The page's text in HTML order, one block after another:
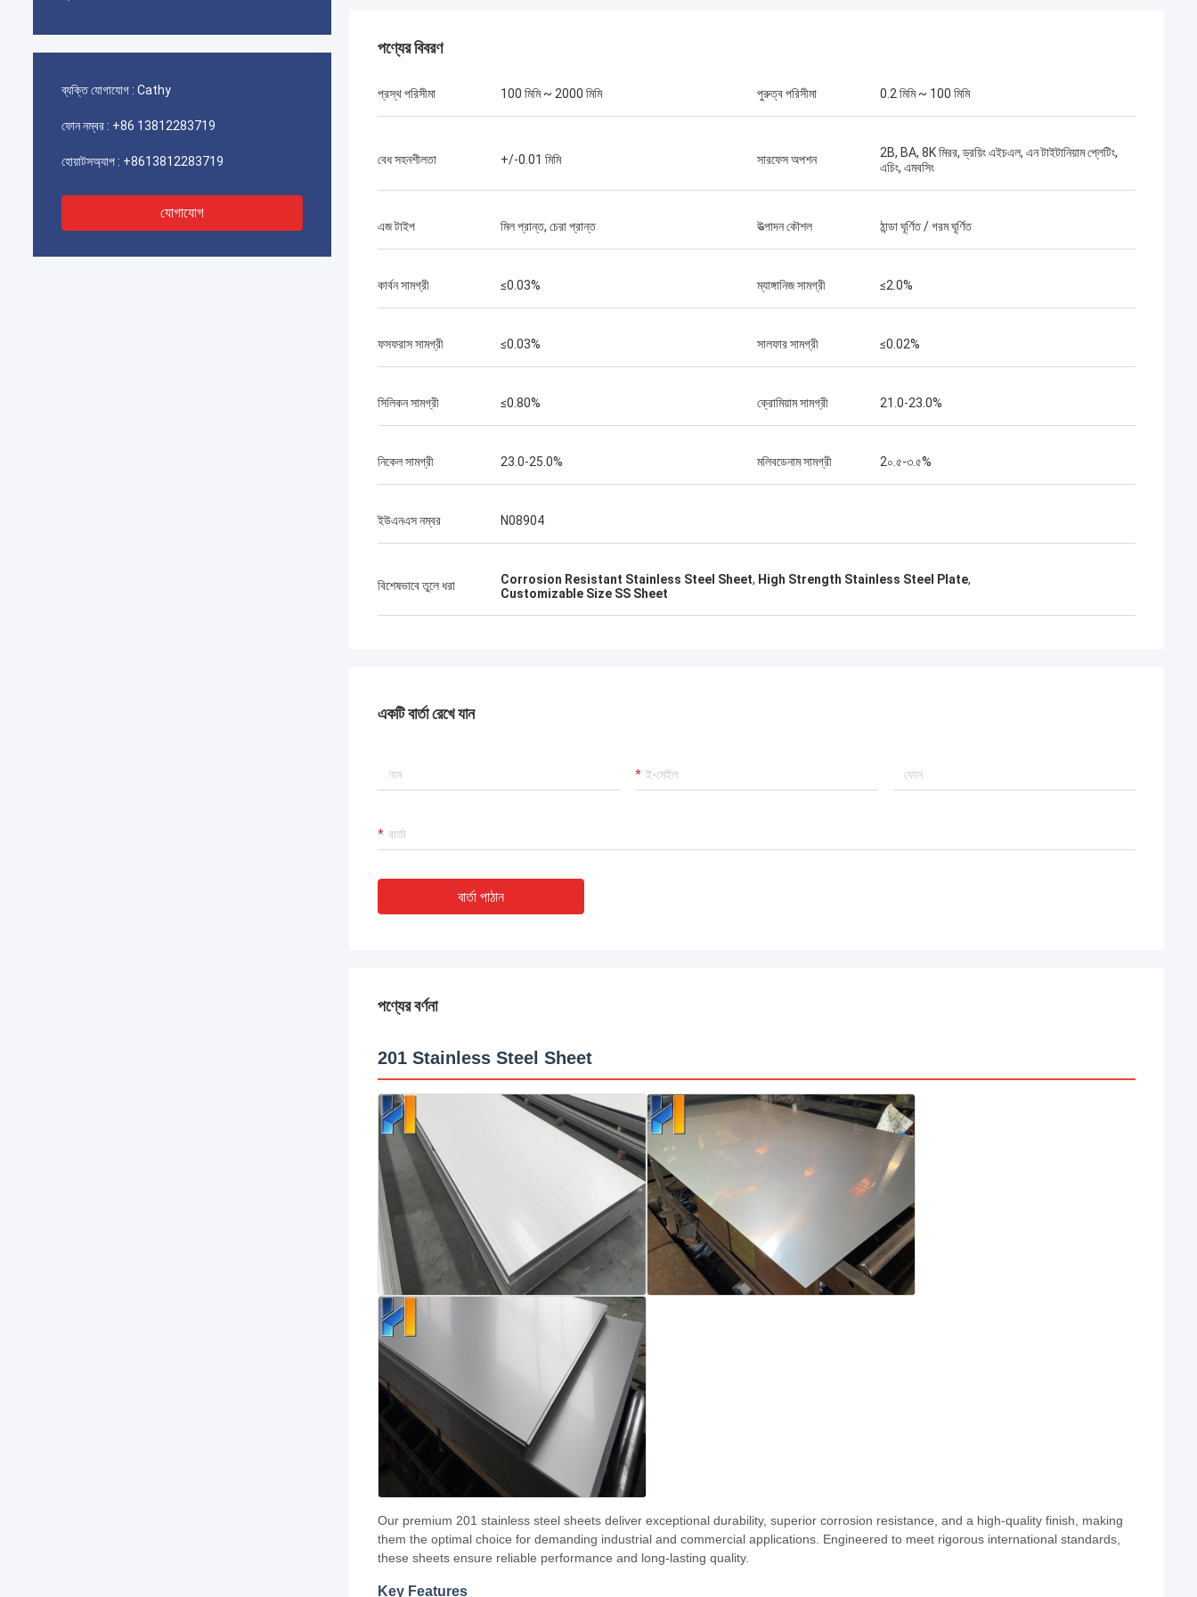
ব্যক্তি যোগাযোগ : Cathy
ফোন নম্বর : +86 13812283719
হোয়াটসঅ্যাপ : +8613812283719
যোগাযোগ
পণ্যের বিবরণ
প্রস্থ পরিসীমা 100 মিমি ~ 2000 মিমি পুরুত্ব পরিসীমা 0.2 মিমি ~ 100 মিমি
বেধ সহনশীলতা +/-0.01 মিমি সারফেস অপশন
2B, BA, 8K মিরর, ড্রয়িং এইচএল, এন টাইটানিয়াম প্লেটিং,
এচিং, এমবসিং
এজ টাইপ মিল প্রান্ত, চেরা প্রান্ত উত্পাদন কৌশল ঠান্ডা ঘূর্ণিত / গরম ঘূর্ণিত
কার্বন সামগ্রী ≤0.03% ম্যাঙ্গানিজ সামগ্রী ≤2.0%
ফসফরাস সামগ্রী ≤0.03% সালফার সামগ্রী ≤0.02%
সিলিকন সামগ্রী ≤0.80% ক্রোমিয়াম সামগ্রী 21.0-23.0%
নিকেল সামগ্রী 23.0-25.0% মলিবডেনাম সামগ্রী 2০.৫-৩.৫%
ইউএনএস নম্বর N08904
বিশেষভাবে তুলে ধরা Corrosion Resistant Stainless Steel Sheet, High Strength Stainless Steel Plate,
Customizable Size SS Sheet
একটি বার্তা রেখে যান
বার্তা পাঠান
পণ্যের বর্ণনা
201 Stainless Steel Sheet
Our premium 201 stainless steel sheets deliver exceptional durability, superior corrosion resistance, and a high-quality finish, making
them the optimal choice for demanding industrial and commercial applications. Engineered to meet rigorous international standards,
these sheets ensure reliable performance and long-lasting quality.
Key Features